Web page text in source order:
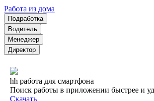
Работа из дома
Подработка
Водитель
Менеджер
Директор
hh работа для смартфона
Поиск работы в приложении быстрее и
Скачать